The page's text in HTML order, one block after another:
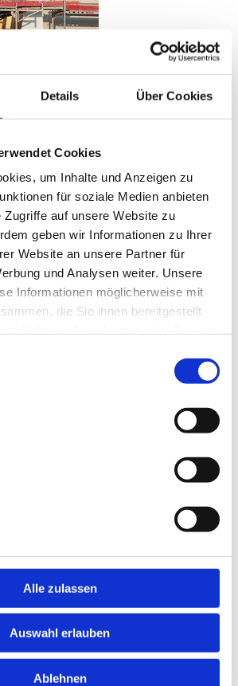
Details Über Cookies
Cookies
um Inhalte und Anzeigen zu
für soziale Medien anbieten
Zugriffe auf unsere Website zu
geben wir Informationen zu Ihrer
Website an unsere Partner für
und Analysen weiter. Unsere
Informationen möglicherweise mit
die Sie ihnen bereitgestellt
Alle zulassen
Auswahl erlauben
Ablehnen